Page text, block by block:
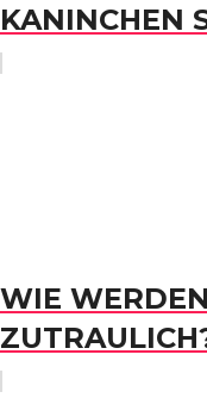
ANINCHEN
WIE